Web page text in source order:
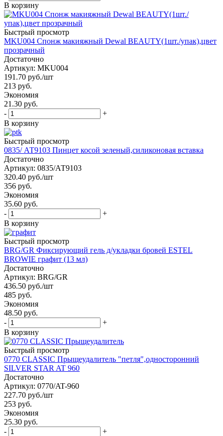
В корзину
Быстрый просмотр
MKU004 Спонж макияжный Dewal BEAUTY(1шт./упак),цвет
прозрачный
Достаточно
Артикул: MKU004
191.70 руб./шт
213 руб.
Экономия
21.30 руб.
-
+
В корзину
Быстрый просмотр
0835/ АТ9103 Пинцет косой зеленый,силиконовая вставка
Достаточно
Артикул: 0835/АТ9103
320.40 руб./шт
356 руб.
Экономия
35.60 руб.
-
+
В корзину
Быстрый просмотр
BRG/GR Фиксирующий гель д/укладки бровей ESTEL
BROWIE графит (13 мл)
Достаточно
Артикул: BRG/GR
436.50 руб./шт
485 руб.
Экономия
48.50 руб.
-
+
В корзину
Быстрый просмотр
0770 CLASSIC Прыщеудалитель "петля",односторонний
SILVER STAR AT 960
Достаточно
Артикул: 0770/AT-960
227.70 руб./шт
253 руб.
Экономия
25.30 руб.
-
+